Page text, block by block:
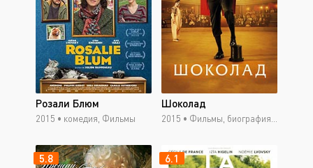
Розали Блюм
2015 • комедия, Фильмы
Шоколад
2015 • Фильмы, биография, драма, боевик, мюзикл
5.8 6.1